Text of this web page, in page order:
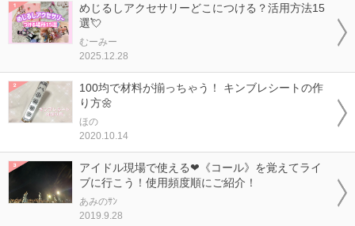
めじるしアクセサリーどこにつける？活用方法15
選💘
むーみー
2025.12.28
100均で材料が揃っちゃう！ キンブレシートの作
り方🌼
ほの
2020.10.14
アイドル現場で使える❤《コール》を覚えてライ
ブに行こう！使用頻度順にご紹介！
あみのｻﾝ
2019.9.28